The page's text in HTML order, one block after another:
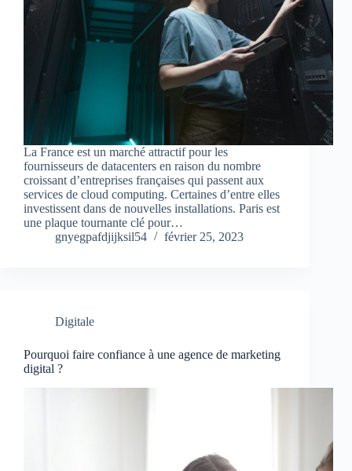
La France est un marché attractif pour les
fournisseurs de datacenters en raison du nombre
croissant d’entreprises françaises qui passent aux
services de cloud computing. Certaines d’entre elles
investissent dans de nouvelles installations. Paris est
une plaque tournante clé pour…
gnyegpafdjijksil54
février 25, 2023
Digitale
Pourquoi faire confiance à une agence de marketing
digital ?